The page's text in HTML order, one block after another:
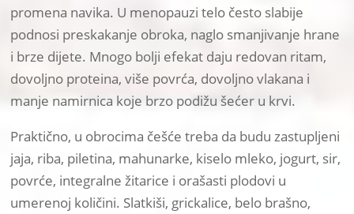
promena navika. U menopauzi telo često slabije
podnosi preskakanje obroka, naglo smanjivanje hrane
i brze dijete. Mnogo bolji efekat daju redovan ritam,
dovoljno proteina, više povrća, dovoljno vlakana i
manje namirnica koje brzo podižu šećer u krvi.
Praktično, u obrocima češće treba da budu zastupljeni
jaja, riba, piletina, mahunarke, kiselo mleko, jogurt, sir,
povrće, integralne žitarice i orašasti plodovi u
umerenoj količini. Slatkiši, grickalice, belo brašno,